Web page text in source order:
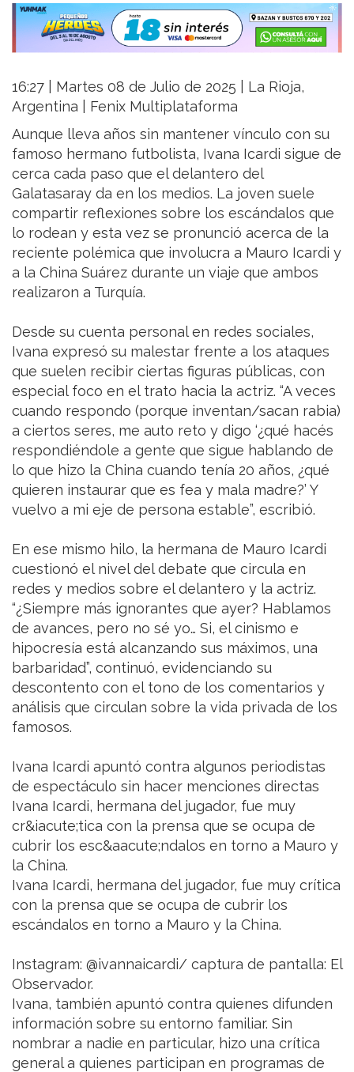
16:27 | Martes 08 de Julio de 2025 | La Rioja,
Argentina | Fenix Multiplataforma
Aunque lleva años sin mantener vínculo con su
famoso hermano futbolista, Ivana Icardi sigue de
cerca cada paso que el delantero del
Galatasaray da en los medios. La joven suele
compartir reflexiones sobre los escándalos que
lo rodean y esta vez se pronunció acerca de la
reciente polémica que involucra a Mauro Icardi y
a la China Suárez durante un viaje que ambos
realizaron a Turquía.
Desde su cuenta personal en redes sociales,
Ivana expresó su malestar frente a los ataques
que suelen recibir ciertas figuras públicas, con
especial foco en el trato hacia la actriz. “A veces
cuando respondo (porque inventan/sacan rabia)
a ciertos seres, me auto reto y digo ‘¿qué hacés
respondiéndole a gente que sigue hablando de
lo que hizo la China cuando tenía 20 años, ¿qué
quieren instaurar que es fea y mala madre?’ Y
vuelvo a mi eje de persona estable”, escribió.
En ese mismo hilo, la hermana de Mauro Icardi
cuestionó el nivel del debate que circula en
redes y medios sobre el delantero y la actriz.
“¿Siempre más ignorantes que ayer? Hablamos
de avances, pero no sé yo… Si, el cinismo e
hipocresía está alcanzando sus máximos, una
barbaridad”, continuó, evidenciando su
descontento con el tono de los comentarios y
análisis que circulan sobre la vida privada de los
famosos.
Ivana Icardi apuntó contra algunos periodistas
de espectáculo sin hacer menciones directas
Ivana Icardi, hermana del jugador, fue muy
cr&iacute;tica con la prensa que se ocupa de
cubrir los esc&aacute;ndalos en torno a Mauro y
la China.
Ivana Icardi, hermana del jugador, fue muy crítica
con la prensa que se ocupa de cubrir los
escándalos en torno a Mauro y la China.
Instagram: @ivannaicardi/ captura de pantalla: El
Observador.
Ivana, también apuntó contra quienes difunden
información sobre su entorno familiar. Sin
nombrar a nadie en particular, hizo una crítica
general a quienes participan en programas de